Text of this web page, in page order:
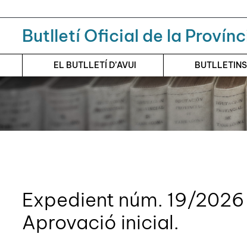
Butlletí Oficial de la
EL BUTLLETÍ D’AVUI
Expedient núm. 19/
Aprovació inicial.